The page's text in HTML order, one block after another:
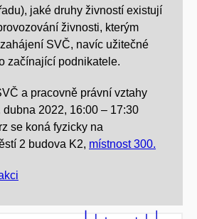
jaké druhy živností existují
živnosti, kterým
SVČ, navíc užitečné
začínající podnikatele.
a pracovně právní vztahy
dubna 2022, 16:00 – 17:30
se koná fyzicky na
2 budova K2, místnost 300.